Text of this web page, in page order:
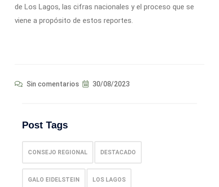
de Los Lagos, las cifras nacionales y el proceso que se
viene a propósito de estos reportes.
Sin comentarios 30/08/2023
Post Tags
CONSEJO REGIONAL DESTACADO
GALO EIDELSTEIN LOS LAGOS